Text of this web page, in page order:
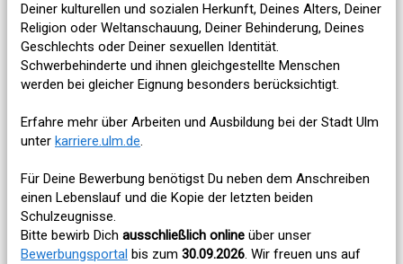
Deiner kulturellen und sozialen Herkunft, Deines Alters, Deiner
Religion oder Weltanschauung, Deiner Behinderung, Deines
Geschlechts oder Deiner sexuellen Identität.
Schwerbehinderte und ihnen gleichgestellte Menschen
werden bei gleicher Eignung besonders berücksichtigt.
Erfahre mehr über Arbeiten und Ausbildung bei der Stadt Ulm
unter karriere.ulm.de.
Für Deine Bewerbung benötigst Du neben dem Anschreiben
einen Lebenslauf und die Kopie der letzten beiden
Schulzeugnisse.
Bitte bewirb Dich ausschließlich online über unser
Bewerbungsportal bis zum 30.09.2026. Wir freuen uns auf